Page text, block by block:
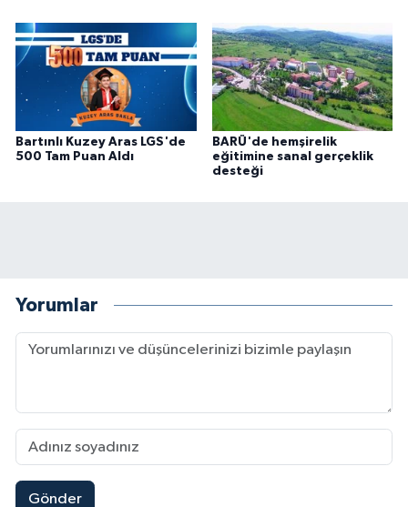
Bartınlı Kuzey Aras LGS'de
500 Tam Puan Aldı
BARÜ'de hemşirelik
eğitimine sanal gerçeklik
desteği
Yorumlar
Gönder